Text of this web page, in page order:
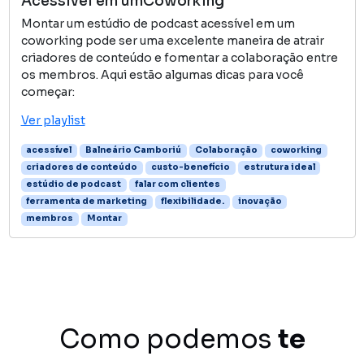
Montar um estúdio de podcast acessível em um
coworking pode ser uma excelente maneira de atrair
criadores de conteúdo e fomentar a colaboração entre
os membros. Aqui estão algumas dicas para você
começar:
Ver playlist
acessível Balneário Camboriú Colaboração
coworking
criadores de conteúdo
custo-benefício
estrutura ideal
estúdio de podcast
falar com clientes
ferramenta de marketing
flexibilidade.
inovação
membros
Montar
Como podemos te